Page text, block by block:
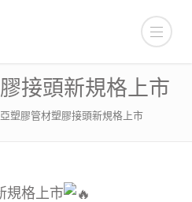
接頭新規格上市
塑膠管材塑膠接頭新規格上市
規格上市